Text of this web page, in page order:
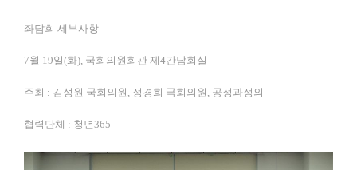
좌담회 세부사항
7월 19일(화), 국회의원회관 제4간담회실
주최 : 김성원 국회의원, 정경희 국회의원, 공정과정의
협력단체 : 청년365